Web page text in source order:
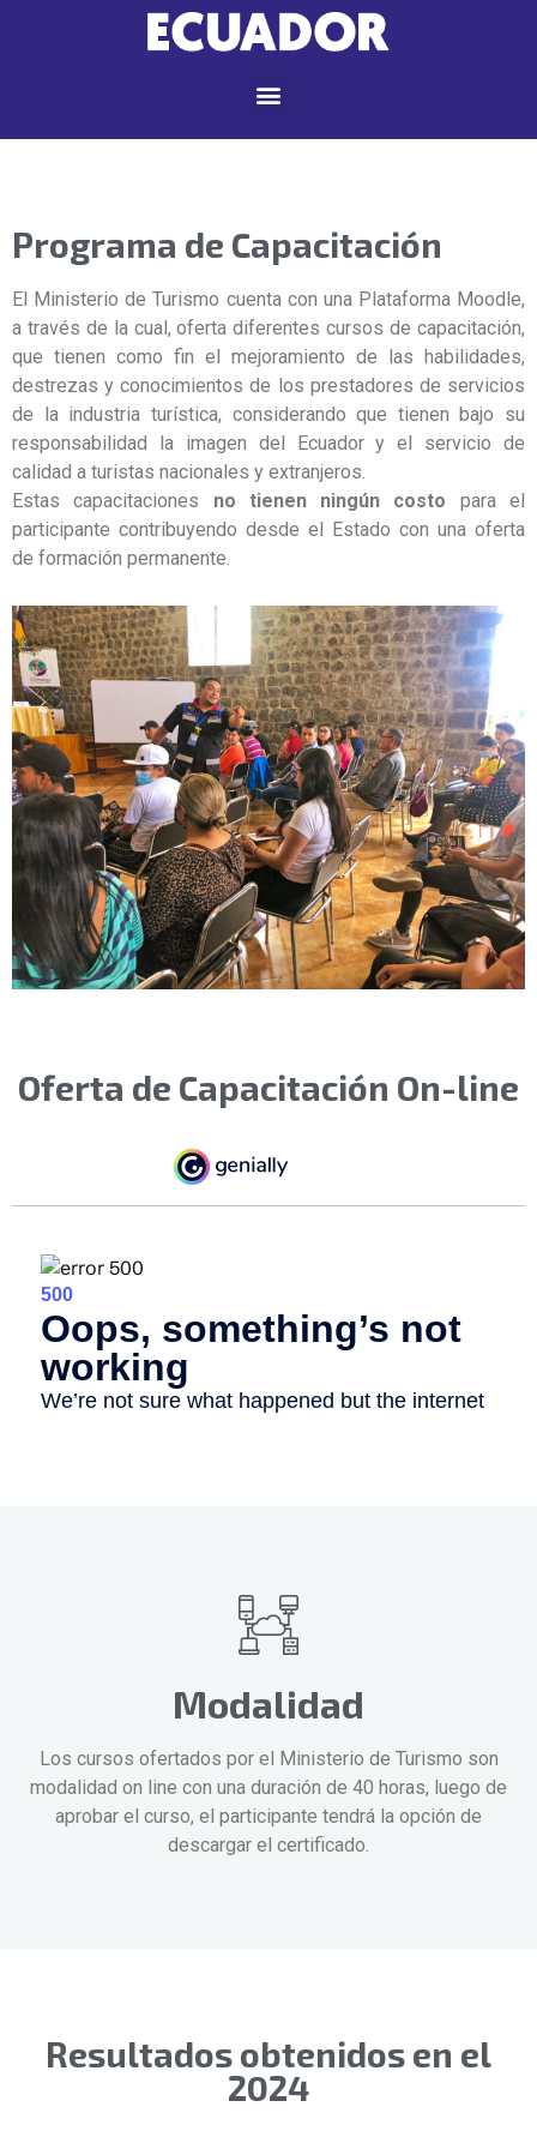
Programa de Capacitación
El Ministerio de Turismo cuenta con una Plataforma Moodle,
a través de la cual, oferta diferentes cursos de capacitación,
que tienen como fin el mejoramiento de las habilidades,
destrezas y conocimientos de los prestadores de servicios
de la industria turística, considerando que tienen bajo su
responsabilidad la imagen del Ecuador y el servicio de
calidad a turistas nacionales y extranjeros.
Estas capacitaciones no tienen ningún costo para el
participante contribuyendo desde el Estado con una oferta
de formación permanente.
Oferta de Capacitación On-line
Modalidad
Los cursos ofertados por el Ministerio de Turismo son
modalidad on line con una duración de 40 horas, luego de
aprobar el curso, el participante tendrá la opción de
descargar el certificado.
Resultados obtenidos en el
2024